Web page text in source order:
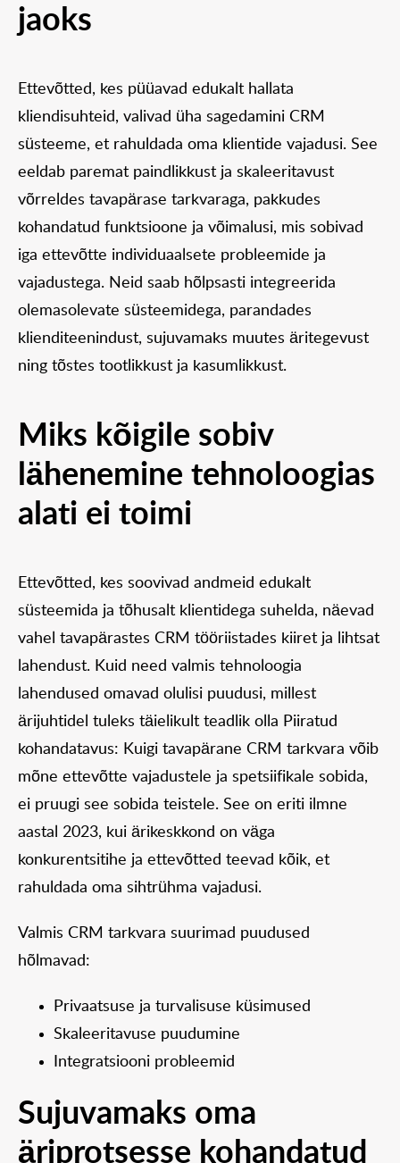
jaoks
Ettevõtted, kes püüavad edukalt hallata
kliendisuhteid, valivad üha sagedamini CRM
süsteeme, et rahuldada oma klientide vajadusi. See
eeldab paremat paindlikkust ja skaleeritavust
võrreldes tavapärase tarkvaraga, pakkudes
kohandatud funktsioone ja võimalusi, mis sobivad
iga ettevõtte individuaalsete probleemide ja
vajadustega. Neid saab hõlpsasti integreerida
olemasolevate süsteemidega, parandades
klienditeenindust, sujuvamaks muutes äritegevust
ning tõstes tootlikkust ja kasumlikkust.
Miks kõigile sobiv
lähenemine tehnoloogias
alati ei toimi
Ettevõtted, kes soovivad andmeid edukalt
süsteemida ja tõhusalt klientidega suhelda, näevad
vahel tavapärastes CRM tööriistades kiiret ja lihtsat
lahendust. Kuid need valmis tehnoloogia
lahendused omavad olulisi puudusi, millest
ärijuhtidel tuleks täielikult teadlik olla Piiratud
kohandatavus: Kuigi tavapärane CRM tarkvara võib
mõne ettevõtte vajadustele ja spetsiifikale sobida,
ei pruugi see sobida teistele. See on eriti ilmne
aastal 2023, kui ärikeskkond on väga
konkurentsitihe ja ettevõtted teevad kõik, et
rahuldada oma sihtrühma vajadusi.
Valmis CRM tarkvara suurimad puudused
hõlmavad:
Privaatsuse ja turvalisuse küsimused
Skaleeritavuse puudumine
Integratsiooni probleemid
Sujuvamaks oma
äriprotsesse kohandatud